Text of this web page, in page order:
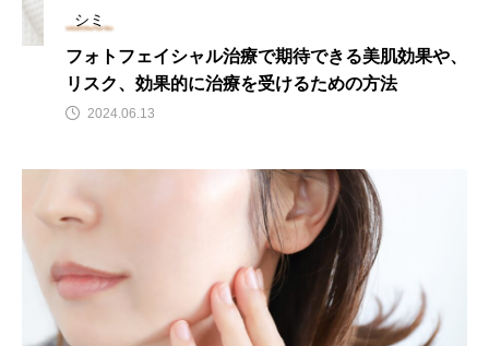
シミ
フォトフェイシャル治療で期待できる美肌効果や、
リスク、効果的に治療を受けるための方法
2024.06.13